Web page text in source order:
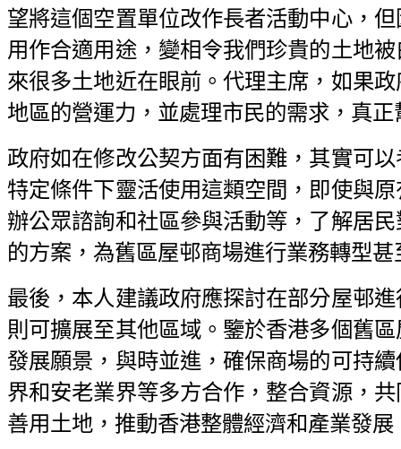
望將這個空置單位改作長者活動中心，
用作合適用途，變相令我們珍貴的土地
來很多土地近在眼前。代理主席，如果
地區的營運力，並處理市民的需求，真
政府如在修改公契方面有困難，其實可
特定條件下靈活使用這類空間，即使與
辦公眾諮詢和社區參與活動等，了解居
的方案，為舊區屋邨商場進行業務轉型甚
最後，本人建議政府應探討在部分屋邨
則可擴展至其他區域。鑒於香港多個舊
發展願景，與時並進，確保商場的可持
界和安老業界等多方合作，整合資源，
善用土地，推動香港整體經濟和產業發展